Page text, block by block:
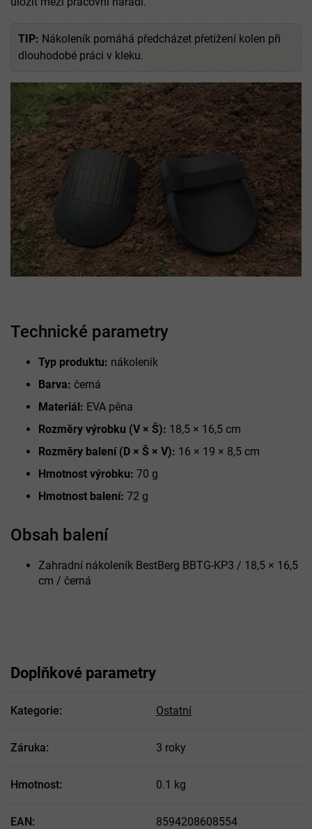
TIP: Nákoleník pomáhá předcházet přetížení kolen při
dlouhodobé práci v kleku.
Obsah balení
Zahradní nákoleník BestBerg BBTG-KP3 / 18,5 × 16,5
cm / černá
Technické parametry
Typ produktu: nákoleník
Barva: černá
Materiál: EVA pěna
Rozměry výrobku (V × Š): 18,5 × 16,5 cm
Rozměry balení (D × Š × V): 16 × 19 × 8,5 cm
Hmotnost výrobku: 70 g
Hmotnost balení: 72 g
Doplňkové parametry
Kategorie: Ostatní
Záruka: 3 roky
Hmotnost: 0.1 kg
EAN: 8594208608554